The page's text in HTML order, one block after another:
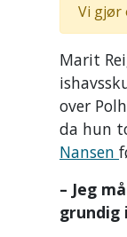
Vi gjør
Marit
over
da hun
Nansen
– Jeg
grundig